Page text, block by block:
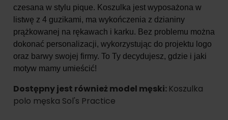
czesana w stylu pique. Koszulka jest wyposażona w
listwę z 4 guzikami, ma wykończenia z dzianiny
prążkowanej na rękawach i karku. Bez problemu można
dokonać personalizacji, wykorzystując do projektu logo
oraz barwy swojej firmy. To Ty decydujesz, gdzie i jaki
motyw mamy umieścić!
Dostępny jest również model męski: Koszulka
polo męska Sol's Practice